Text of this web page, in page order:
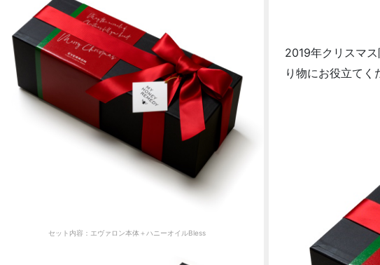
セット内容：エヴァロン本体＋ハニーオイルBless
2019年クリスマ
り物にお役立てく